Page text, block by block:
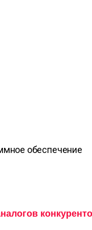
обеспечение